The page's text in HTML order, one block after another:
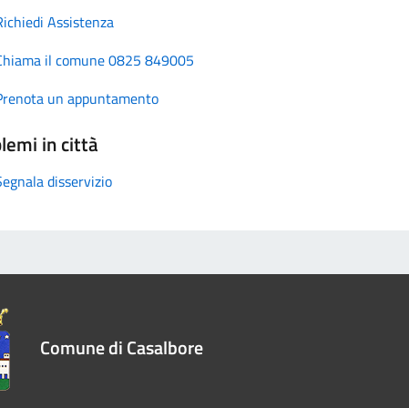
Assistenza
il comune 0825 849005
un appuntamento
in città
disservizio
Comune di Casalbore